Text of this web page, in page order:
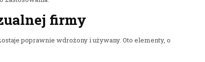
firmy
poprawnie wdrożony i używany. Oto elementy, o